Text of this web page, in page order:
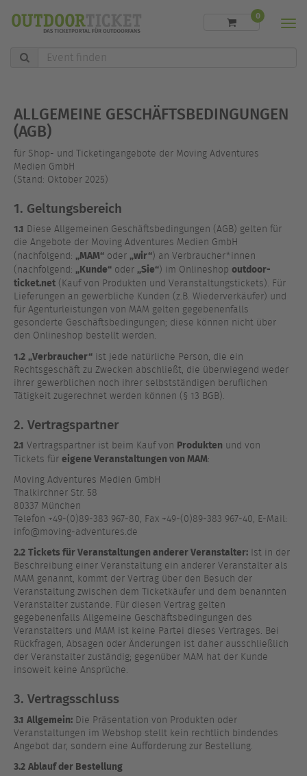
Event
finden
0
ALLGEMEINE GESCHÄFTSBEDINGUNGEN
(AGB)
für Shop- und Ticketingangebote der Moving Adventures
Medien GmbH
(Stand: Oktober 2025)
1. Geltungsbereich
1.1 Diese Allgemeinen Geschäftsbedingungen (AGB) gelten für
die Angebote der Moving Adventures Medien GmbH
(nachfolgend: „MAM“ oder „wir“) an Verbraucher*innen
(nachfolgend: „Kunde“ oder „Sie“) im Onlineshop outdoor-
ticket.net (Kauf von Produkten und Veranstaltungstickets). Für
Lieferungen an gewerbliche Kunden (z.B. Wiederverkäufer) und
für Agenturleistungen von MAM gelten gegebenenfalls
gesonderte Geschäftsbedingungen; diese können nicht über
den Onlineshop bestellt werden.
1.2 „Verbraucher“ ist jede natürliche Person, die ein
Rechtsgeschäft zu Zwecken abschließt, die überwiegend weder
ihrer gewerblichen noch ihrer selbstständigen beruflichen
Tätigkeit zugerechnet werden können (§ 13 BGB).
2. Vertragspartner
2.1 Vertragspartner ist beim Kauf von Produkten und von
Tickets für eigene Veranstaltungen von MAM:
Moving Adventures Medien GmbH
Thalkirchner Str. 58
80337 München
Telefon +49-(0)89-383 967-80, Fax +49-(0)89-383 967-40, E-Mail:
info@moving-adventures.de
2.2Tickets für Veranstaltungen anderer Veranstalter: Ist in der
Beschreibung einer Veranstaltung ein anderer Veranstalter als
MAM genannt, kommt der Vertrag über den Besuch der
Veranstaltung zwischen dem Ticketkäufer und dem benannten
Veranstalter zustande. Für diesen Vertrag gelten
gegebenenfalls Allgemeine Geschäftsbedingungen des
Veranstalters und MAM ist keine Partei dieses Vertrages. Bei
Rückfragen, Absagen oder Änderungen ist daher ausschließlich
der Veranstalter zuständig; gegenüber MAM hat der Kunde
insoweit keine Ansprüche.
3. Vertragsschluss
3.1 Allgemein: Die Präsentation von Produkten oder
Veranstaltungen im Webshop stellt kein rechtlich bindendes
Angebot dar, sondern eine Aufforderung zur Bestellung.
3.2Ablauf der Bestellung